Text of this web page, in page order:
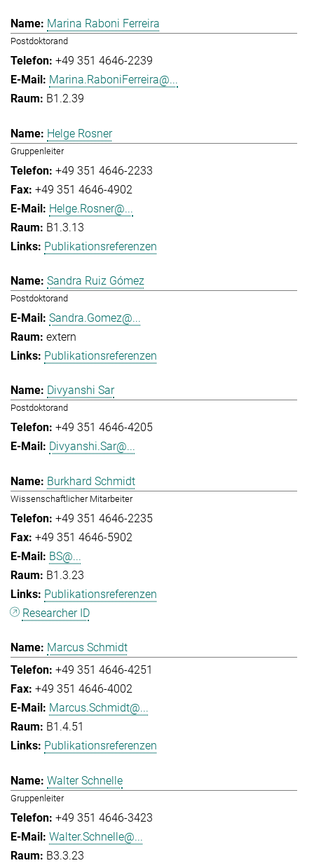
Marina Raboni Ferreira
Postdoktorand
+49 351 4646-2239
Marina.RaboniFerreira@...
B1.2.39
Helge Rosner
Gruppenleiter
+49 351 4646-2233
+49 351 4646-4902
Helge.Rosner@...
B1.3.13
Publikationsreferenzen
Sandra Ruiz Gómez
Postdoktorand
Sandra.Gomez@...
extern
Publikationsreferenzen
Divyanshi Sar
Postdoktorand
+49 351 4646-4205
Divyanshi.Sar@...
Burkhard Schmidt
Wissenschaftlicher Mitarbeiter
+49 351 4646-2235
+49 351 4646-5902
BS@...
B1.3.23
Publikationsreferenzen
Researcher ID
Marcus Schmidt
+49 351 4646-4251
+49 351 4646-4002
Marcus.Schmidt@...
B1.4.51
Publikationsreferenzen
Walter Schnelle
Gruppenleiter
+49 351 4646-3423
Walter.Schnelle@...
B3.3.23